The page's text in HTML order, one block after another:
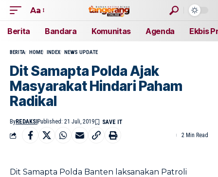
Aa
Berita Bandara Komunitas Agenda Ekbis
BERITA HOME INDEX NEWS UPDATE
Dit Samapta Polda Ajak
Masyarakat Hindari Paham
Radikal
ByREDAKSI Published: 21 Juli, 2019
2 Min Read
Dit Samapta Polda Banten laksanakan Patroli